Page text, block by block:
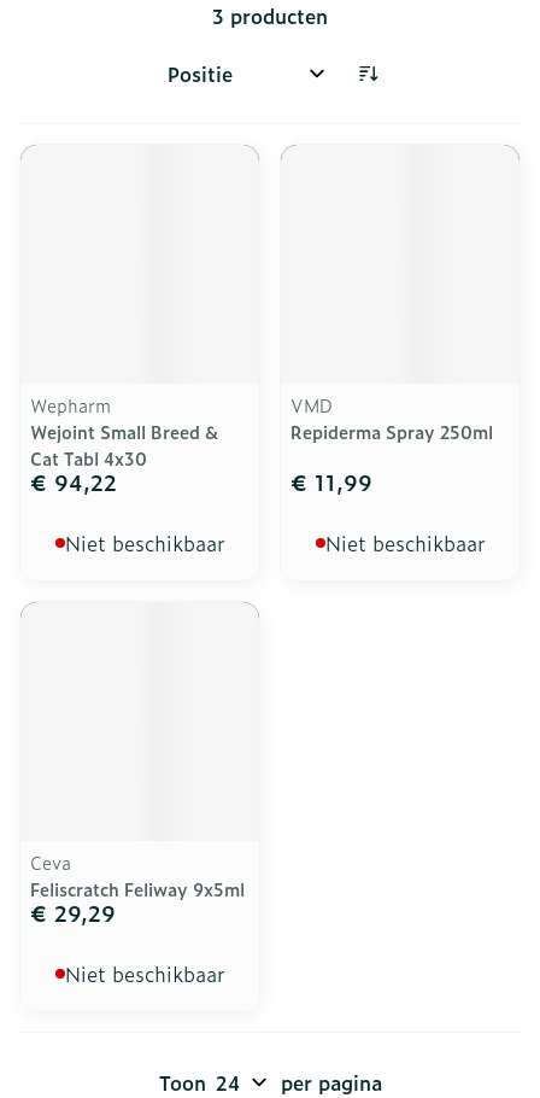
3 producten
Sorteer op:
Wepharm
Wejoint Small Breed &
Cat Tabl 4x30
€ 94,22
Niet beschikbaar
VMD
Repiderma Spray 250ml
€ 11,99
Niet beschikbaar
Ceva
Feliscratch Feliway 9x5ml
€ 29,29
Niet beschikbaar
Toon per pagina